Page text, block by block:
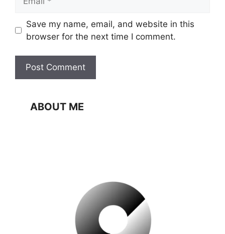
Website
Save my name, email, and website in this
browser for the next time I comment.
ABOUT ME